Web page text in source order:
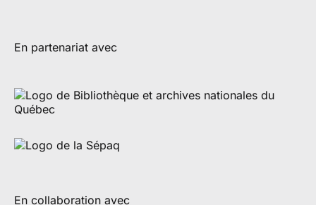
En partenariat avec
En collaboration avec